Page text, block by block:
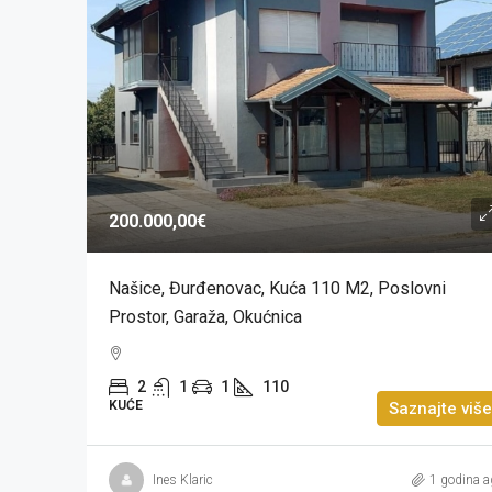
200.000,00€
Našice, Đurđenovac, Kuća 110 M2, Poslovni
Prostor, Garaža, Okućnica
2 1 1 110
KUĆE Saznajte više
Ines Klaric 1 godina